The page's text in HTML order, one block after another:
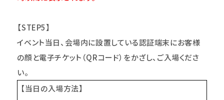
【STEP5】
イベント当日、会場内に設置している認証端末にお客様
の顔と電子チケット（QRコード）をかざし、ご入場くださ
い。
【当日の入場方法】